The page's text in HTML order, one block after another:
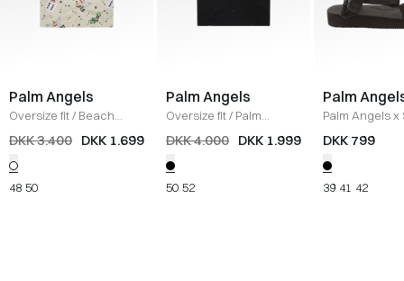
Palm Angels
Oversize fit/ Beach
Skjorte
/ OFF WHITE
DKK 3.400 DKK 1.699
48 50
Palm Angels
Oversize fit/ Palm
Skjorte / BLACK
DKK 4.000 DKK 1.999
50 52
Palm
Palm Angels x
Sandaler
DKK 799
39 41 42